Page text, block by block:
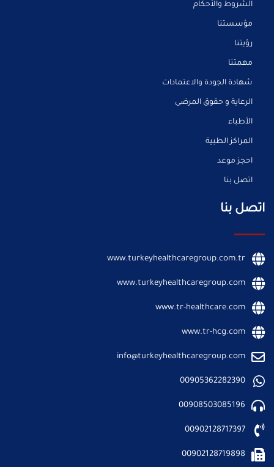
الشروط والأحكام
مؤسستنا
رؤيتنا
مهمتنا
شهادة الجودة والاعتمادات
الرعاية و حقوق المرضى
الأطباء
المراكز الطبية
احجز موعد
اتصل بنا
اتصل بنا
www.turkeyhealthcaregroup.com.tr
www.turkeyhealthcaregroup.com
www.tr-healthcare.com
www.tr-hcg.com
info@turkeyhealthcaregroup.com
00905362282390
00908503085196
00902128717397
00902128719898